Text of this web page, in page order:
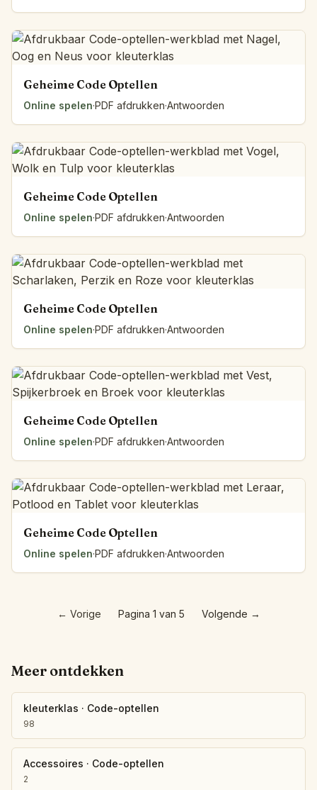
Geheime Code Optellen
Online spelen·PDF afdrukken·Antwoorden
Geheime Code Optellen
Online spelen·PDF afdrukken·Antwoorden
Geheime Code Optellen
Online spelen·PDF afdrukken·Antwoorden
Geheime Code Optellen
Online spelen·PDF afdrukken·Antwoorden
Geheime Code Optellen
Online spelen·PDF afdrukken·Antwoorden
← Vorige Pagina 1 van 5 Volgende →
Meer ontdekken
kleuterklas · Code-optellen
98
Accessoires · Code-optellen
2